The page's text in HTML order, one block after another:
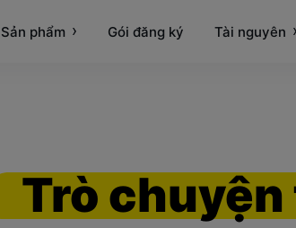
Sản phẩm Gói đăng ký Tài nguyên
Trò chuyện